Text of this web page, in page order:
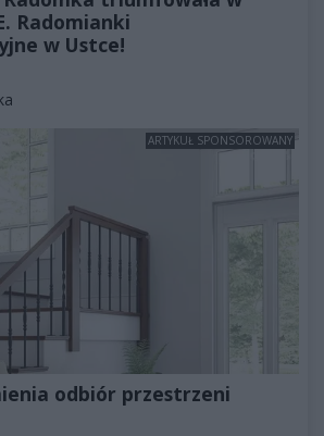
Radomianki
w Ustce!
ARTYKUŁ SPONSOROWANY
odbiór przestrzeni